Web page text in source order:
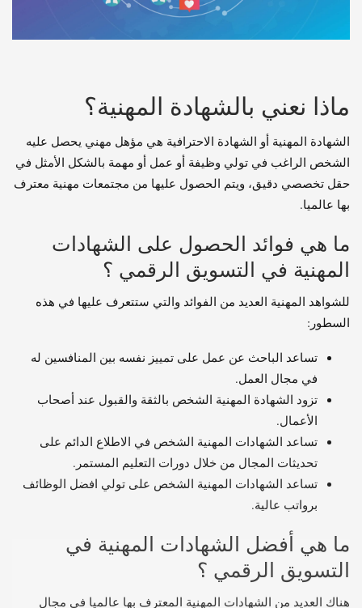
ماذا نعني بالشهادة المهنية؟
الشهادة المهنية أو الشهادة الاحترافية هي مؤهل مهني يحصل عليه
الشخص الراغب في تولي وظيفة أو عمل أو مهمة بالشكل الأمثل في
حقل تخصصي دقيق، ويتم الحصول عليها من مجتمعات مهنية معترف
بها عالميا.
ما هي فوائد الحصول على الشهادات
المهنية في التسويق الرقمي ؟
للشواهد المهنية العديد من الفوائد والتي ستتعرف عليها في هذه
السطور:
تساعد الباحث عن عمل على تمييز نفسه بين المنافسين له
في مجال العمل.
تزود الشهادة المهنية الشخص بالثقة والقبول عند أصحاب
الأعمال.
تساعد الشهادات المهنية الشخص في الاطلاع الدائم على
تحديثات المجال من خلال دورات التعليم المستمر.
تساعد الشهادات المهنية الشخص على تولي افضل الوظائف
برواتب عالية.
ما هي أفضل الشهادات المهنية في
التسويق الرقمي ؟
هناك العديد من الشهادات المهنية المعترف بها عالميا في مجال